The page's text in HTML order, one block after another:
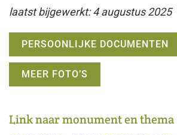
laatst bijgewerkt: 4 augustus 2025
PERSOONLIJKE DOCUMENTEN
MEER FOTO’S
Link naar monument en thema